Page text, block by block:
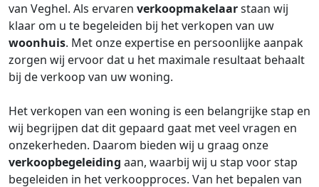
van Veghel. Als ervaren verkoopmakelaarstaan wij
klaar om u te begeleiden bij het verkopen van uw
woonhuis. Met onze expertise en persoonlijke aanpak
zorgen wij ervoor dat u het maximale resultaat behaalt
bij de verkoop van uw woning.
Het verkopen van een woning is een belangrijke stap en
wij begrijpen dat dit gepaard gaat met veel vragen en
onzekerheden. Daarom bieden wij u graag onze
verkoopbegeleiding aan, waarbij wij u stap voor stap
begeleiden in het verkoopproces. Van het bepalen van